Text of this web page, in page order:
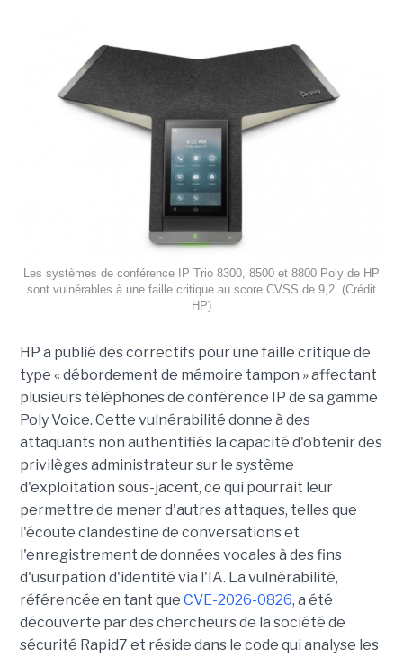
Les systèmes de conférence IP Trio 8300, 8500 et 8800 Poly de HP
sont vulnérables à une faille critique au score CVSS de 9,2. (Crédit
HP)
HP a publié des correctifs pour une faille critique de
type « débordement de mémoire tampon » affectant
plusieurs téléphones de conférence IP de sa gamme
Poly Voice. Cette vulnérabilité donne à des
attaquants non authentifiés la capacité d'obtenir des
privilèges administrateur sur le système
d'exploitation sous-jacent, ce qui pourrait leur
permettre de mener d'autres attaques, telles que
l'écoute clandestine de conversations et
l'enregistrement de données vocales à des fins
d'usurpation d'identité via l'IA. La vulnérabilité,
référencée en tant que CVE-2026-0826, a été
découverte par des chercheurs de la société de
sécurité Rapid7 et réside dans le code qui analyse les